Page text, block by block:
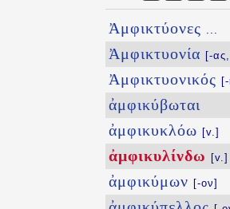
Ἀμφικτύονες
Ἀμφικτυονία [-
Ἀμφικτυονικός
ἀμφικύβωται
ἀμφικυκλόω [v.]
ἀμφικυλίνδω [v.]
ἀμφικύμων [-ον]